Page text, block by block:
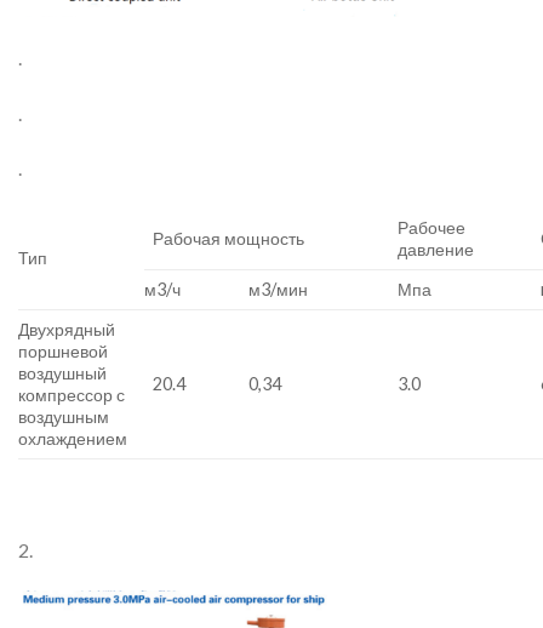
.
Тип
Рабочая мощность
Рабочее
давление
м3/ч м3/мин Мпа
Двухрядный
поршневой
воздушный
компрессор с
воздушным
охлаждением
20.4 0,34 3.0
2.